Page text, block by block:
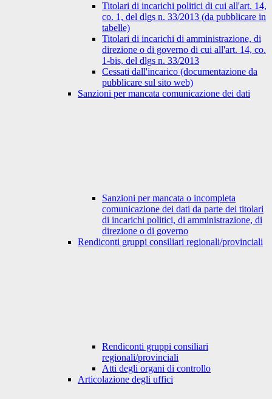
Titolari di incarichi politici di cui all'art. 14,
co. 1, del dlgs n. 33/2013 (da pubblicare in
tabelle)
Titolari di incarichi di amministrazione, di
direzione o di governo di cui all'art. 14, co.
1-bis, del dlgs n. 33/2013
Cessati dall'incarico (documentazione da
pubblicare sul sito web)
Sanzioni per mancata comunicazione dei dati
Sanzioni per mancata o incompleta
comunicazione dei dati da parte dei titolari
di incarichi politici, di amministrazione, di
direzione o di governo
Rendiconti gruppi consiliari regionali/provinciali
Rendiconti gruppi consiliari
regionali/provinciali
Atti degli organi di controllo
Articolazione degli uffici